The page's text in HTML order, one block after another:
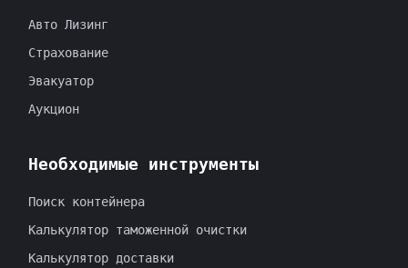
Авто Лизинг
Страхование
Эвакуатор
Аукцион
Необходимые инструменты
Поиск контейнера
Калькулятор таможенной очистки
Калькулятор доставки